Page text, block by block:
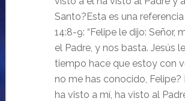
Santo?Esta es una referencia
14:8-9: “Felipe le dijo: Señor,
el Padre, y nos basta. Jesús
tiempo hace que estoy con
no me has conocido, Felipe?
ha visto a mí, ha visto al